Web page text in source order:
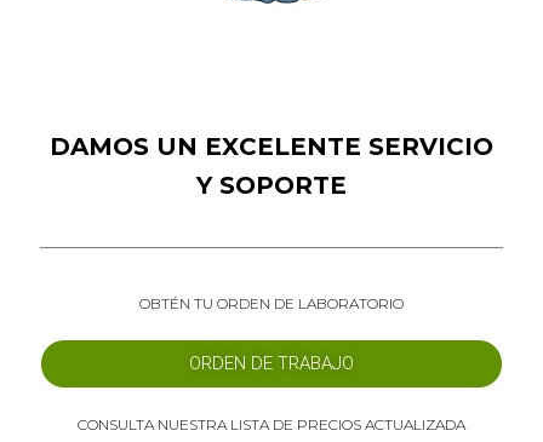
DAMOS UN EXCELENTE SERVICIO
Y SOPORTE
OBTÉN TU ORDEN DE LABORATORIO
ORDEN DE TRABAJO
CONSULTA NUESTRA LISTA DE PRECIOS ACTUALIZADA